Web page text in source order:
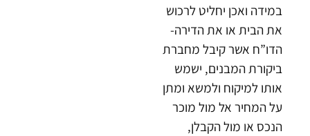
במידה ואכן יחליט לרכוש
את הבית או את הדירה-
הדו”ח אשר קיבל מחברת
ביקורת המבנים, ישמש
אותו למיקוח ולמשא ומתן
על המחיר אל מול מוכר
הנכס או מול הקבלן,